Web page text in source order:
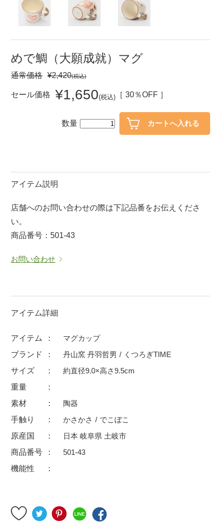
50％OFF～ 50％OFF
アイテム
小皿 中皿・取皿
カレー皿・パスタ皿
中鉢
ポット 急須
ロックカップ タンブラー
徳利・盃
箸・カトラリー 箸
子供食器
500円未満
ブランド・窯名・作家名
特集
めで鯛（大願成就）マグ
通常価格 ¥2,420(税込)
セール価格 ¥1,650(税込) ［ 30％OFF ］
数量
アイテム説明
店舗へのお問い合わせの際は下記品番をお伝えくださ
い。
商品番号：501-43
お問い合わせ
アイテム詳細
アイテム
マグカップ
ブランド
丹山窯 丹羽哲男
くつろぎTIME
サイズ
約直径9.0×高さ9.5cm
重量
素材
陶器
手触り
かさかさ
でこぼこ
原産国
日本 岐阜県 土岐市
商品番号
501-43
機能性